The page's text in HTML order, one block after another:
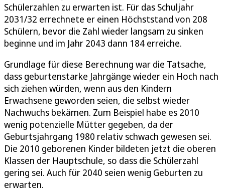
Schülerzahlen zu erwarten ist. Für das Schuljahr
2031/32 errechnete er einen Höchststand von 208
Schülern, bevor die Zahl wieder langsam zu sinken
beginne und im Jahr 2043 dann 184 erreiche.
Grundlage für diese Berechnung war die Tatsache,
dass geburtenstarke Jahrgänge wieder ein Hoch nach
sich ziehen würden, wenn aus den Kindern
Erwachsene geworden seien, die selbst wieder
Nachwuchs bekämen. Zum Beispiel habe es 2010
wenig potenzielle Mütter gegeben, da der
Geburtsjahrgang 1980 relativ schwach gewesen sei.
Die 2010 geborenen Kinder bildeten jetzt die oberen
Klassen der Hauptschule, so dass die Schülerzahl
gering sei. Auch für 2040 seien wenig Geburten zu
erwarten.